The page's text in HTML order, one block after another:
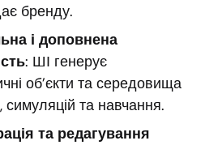
бренду.
і доповнена
: ШІ генерує
об’єкти та середовища
симуляцій та навчання.
та редагування